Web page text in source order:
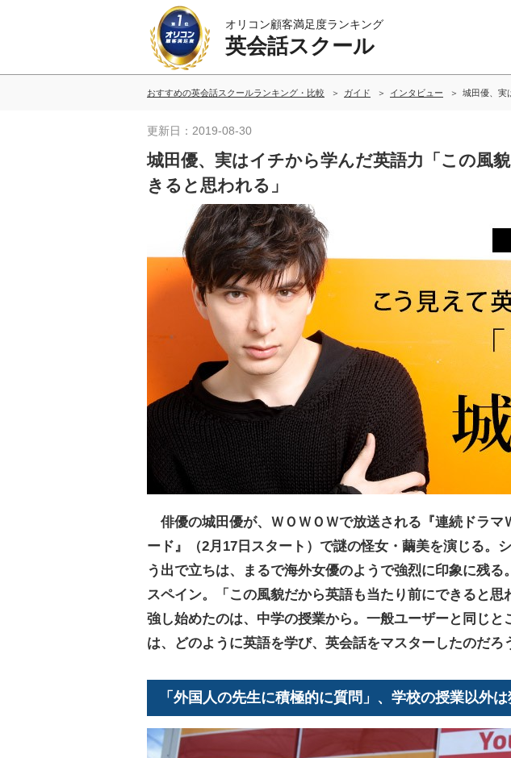
オリコン顧客満足度ランキング
英会話スクール
おすすめの英会話スクールランキング・比較 ガイド インタビュー 城田優、実
更新日：2019-08-30
城田優、実はイチから学んだ英語力「この風
きると思われる」
俳優の城田優が、ＷＯＷＯＷで放送される『連続ドラ
ード』（2月17日スタート）で謎の怪女・繭美を演じる。
う出で立ちは、まるで海外女優のようで強烈に印象に残る
スペイン。「この風貌だから英語も当たり前にできると思
強し始めたのは、中学の授業から。一般ユーザーと同じと
は、どのように英語を学び、英会話をマスターしたのだろ
「外国人の先生に積極的に質問」、学校の授業以外